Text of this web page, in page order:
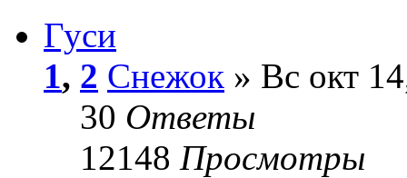
Гуси
1, 2 Снежок » Вс окт
30 Ответы
12148 Просмотры